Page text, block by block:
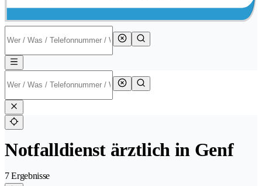
Notfalldienst ärztlich in Genf
7 Ergebnisse